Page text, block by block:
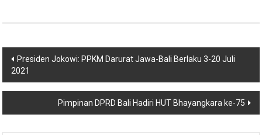
Navigasi
pos
Presiden Jokowi: PPKM Darurat Jawa-Bali Berlaku 3-20 Juli
2021
Pimpinan DPRD Bali Hadiri HUT Bhayangkara ke-75